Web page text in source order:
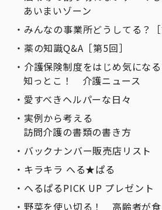
あいまいゾーン
みんなの事業所どうしてる？［
薬の知識Q&A［第5回］
介護保険制度をはじめ気にな
知っとこ！ 介護ニュース
愛すべきヘルパーな日々
実例から考える
訪問介護の書類の書き方
バックナンバー販売店リスト
キラキラ へる★ぱる
へるぱるPICK UP プレゼント
野菜を使い切る！ 高齢者が